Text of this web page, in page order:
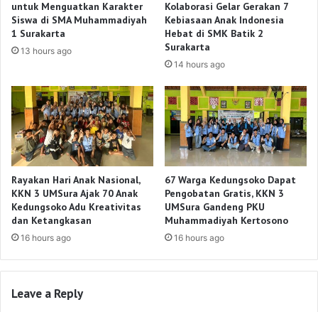
untuk Menguatkan Karakter
Siswa di SMA Muhammadiyah
1 Surakarta
13 hours ago
Kolaborasi Gelar Gerakan 7
Kebiasaan Anak Indonesia
Hebat di SMK Batik 2
Surakarta
14 hours ago
Rayakan Hari Anak Nasional,
KKN 3 UMSura Ajak 70 Anak
Kedungsoko Adu Kreativitas
dan Ketangkasan
16 hours ago
67 Warga Kedungsoko Dapat
Pengobatan Gratis, KKN 3
UMSura Gandeng PKU
Muhammadiyah Kertosono
16 hours ago
Leave a Reply